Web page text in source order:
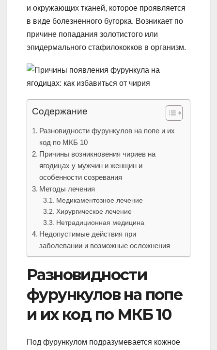
и окружающих тканей, которое проявляется
в виде болезненного бугорка. Возникает по
причине попадания золотистого или
эпидермального стафилококков в организм.
Содержание
Разновидности фурункулов на попе и их
код по МКБ 10
Причины возникновения чириев на
ягодицах у мужчин и женщин и
особенности созревания
Методы лечения
Медикаментозное лечение
Хирургическое лечение
Нетрадиционная медицина
Недопустимые действия при
заболевании и возможные осложнения
Разновидности
фурункулов на попе
и их код по МКБ 10
Под фурункулом подразумевается кожное